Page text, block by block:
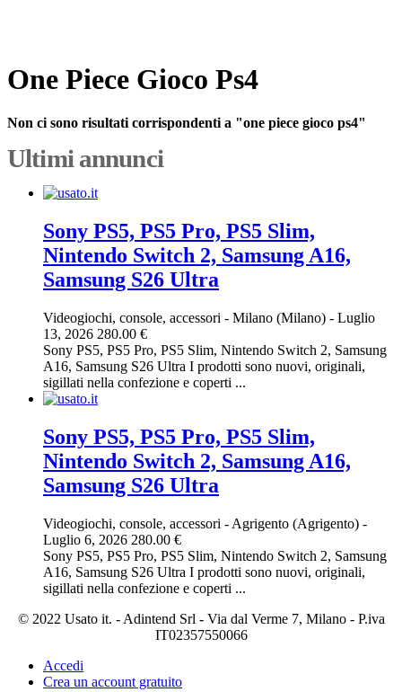
One Piece Gioco Ps4
Non ci sono risultati corrispondenti a "one piece gioco ps4"
Ultimi annunci
Sony PS5, PS5 Pro, PS5 Slim,
Nintendo Switch 2, Samsung A16,
Samsung S26 Ultra
Videogiochi, console, accessori - Milano (Milano) - Luglio
13, 2026 280.00 €
Sony PS5, PS5 Pro, PS5 Slim, Nintendo Switch 2, Samsung
A16, Samsung S26 Ultra I prodotti sono nuovi, originali,
sigillati nella confezione e coperti ...
Sony PS5, PS5 Pro, PS5 Slim,
Nintendo Switch 2, Samsung A16,
Samsung S26 Ultra
Videogiochi, console, accessori - Agrigento (Agrigento) -
Luglio 6, 2026 280.00 €
Sony PS5, PS5 Pro, PS5 Slim, Nintendo Switch 2, Samsung
A16, Samsung S26 Ultra I prodotti sono nuovi, originali,
sigillati nella confezione e coperti ...
© 2022 Usato it. - Adintend Srl - Via dal Verme 7, Milano - P.iva
IT02357550066
Accedi
Crea un account gratuito